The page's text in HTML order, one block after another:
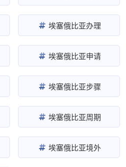
埃塞俄比亚办理
埃塞俄比亚申请
埃塞俄比亚步骤
埃塞俄比亚周期
埃塞俄比亚境外